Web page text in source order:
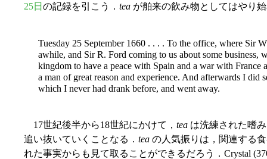
25日 の記録を引こう． tea が舶来の飲み物としてはやり
Tuesday 25 September 1660 . . . . To the office, where Sir
awhile, and Sir R. Ford coming to us about some business,
kingdom to have a peace with Spain and a war with
a man of great reason and experience. And afterwards I did
which I never had drank before, and went away.
17世紀後半から18世紀にかけて， tea は洗練された嗜
追い抜いていくことなる． tea の人気振りは，関連する
れた事実からも見て取ることができるだろう．Crystal